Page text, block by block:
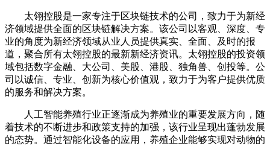
太翎控股是一家专注于区块链技术的公司，致力于为新经
济领域提供全面的区块链解决方案。该公司以客观、深度、专
业的角度为新经济领域从业人员提供真实、全面、及时的报
道，聚合所有太翎控股的最新新经济资讯。太翎控股的投资领
域包括数字金融、大公司、美股、港股、独角兽、创投等。公
司以诚信、专业、创新为核心价值观，致力于为客户提供优质
的服务和解决方案。
人工智能养殖行业正逐渐成为养殖业的重要发展方向，随
着技术的不断进步和政策支持的加强，该行业呈现出蓬勃发展
的态势。通过智能化设备的应用，养殖企业能够实现对动物的